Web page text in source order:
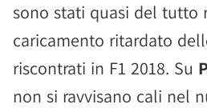
sono stati quasi del tutto
caricamento ritardato
riscontrati in F1 2018. Su
non si ravvisano cali nel